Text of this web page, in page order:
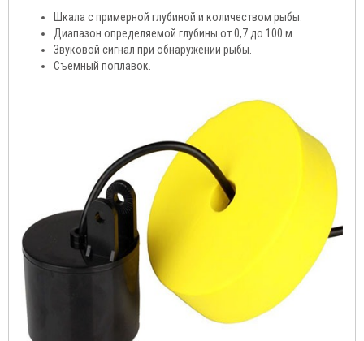
Шкала с примерной глубиной и количеством рыбы.
Диапазон определяемой глубины от 0,7 до 100 м.
Звуковой сигнал при обнаружении рыбы.
Съемный поплавок.